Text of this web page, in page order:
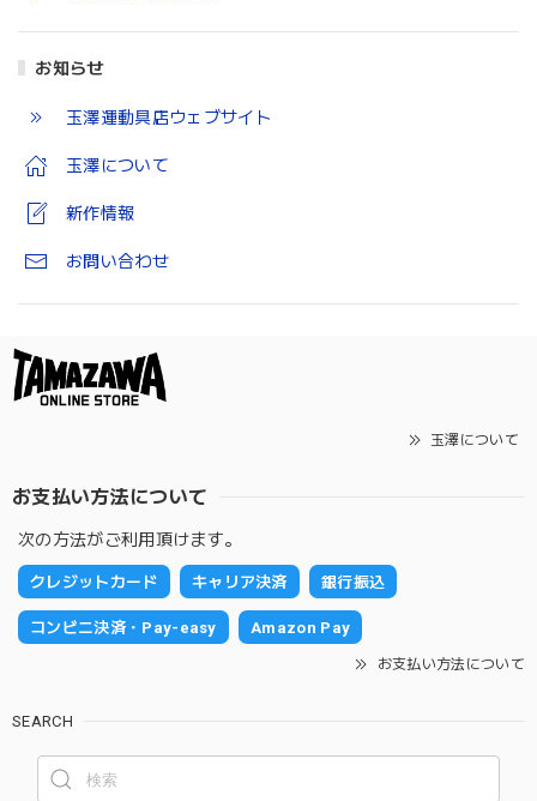
お知らせ
玉澤運動具店ウェブサイト
玉澤について
新作情報
お問い合わせ
玉澤について
お支払い方法について
次の方法がご利用頂けます。
クレジットカード キャリア決済 銀行振込
コンビニ決済・Pay-easy Amazon Pay
お支払い方法について
SEARCH